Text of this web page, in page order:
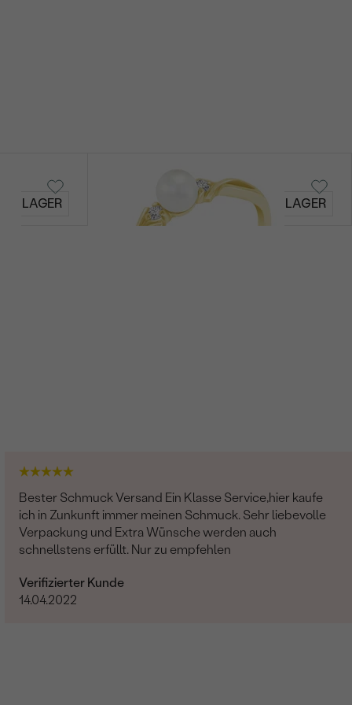
AUF LAGER AUF LAGER
Bester Schmuck Versand Ein Klasse Service,hier kaufe
ich in Zunkunft immer meinen Schmuck. Sehr liebevolle
Verpackung und Extra Wünsche werden auch
schnellstens erfüllt. Nur zu empfehlen
Verifizierter Kunde
14.04.2022